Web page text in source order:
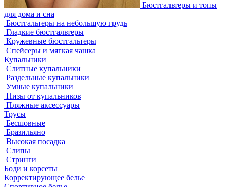
Бюстгальтеры и топы
для дома и сна
Бюстгальтеры на небольшую грудь
Гладкие бюстгальтеры
Кружевные бюстгальтеры
Спейсеры и мягкая чашка
Купальники
Слитные купальники
Раздельные купальники
Умные купальники
Низы от купальников
Пляжные аксессуары
Трусы
Бесшовные
Бразильяно
Высокая посадка
Слипы
Стринги
Боди и корсеты
Корректирующее белье